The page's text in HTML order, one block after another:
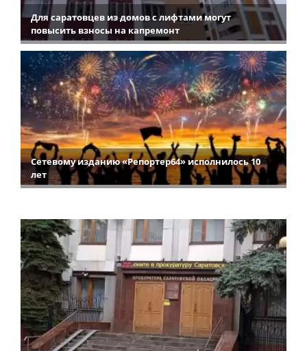
Для саратовцев из домов с лифтами могут
повысить взносы на капремонт
Сетевому изданию «Репортер64» исполнилось 10
лет